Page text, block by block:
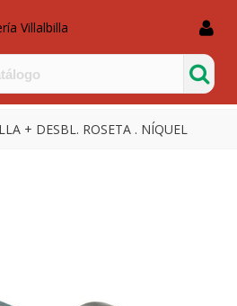
+ DESBL. ROSETA . NÍQUEL